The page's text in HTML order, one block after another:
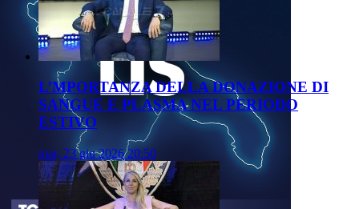
L’MPORTANZA DELLA DONAZIONE DI
SANGUE E PLASMA NEL PERIODO
ESTIVO
mar, 23 giu 2026 20:50